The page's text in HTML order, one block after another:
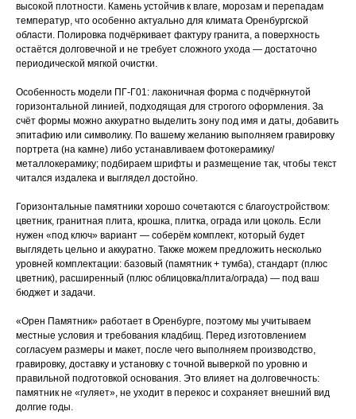
высокой плотности. Камень устойчив к влаге, морозам и перепадам
температур, что особенно актуально для климата Оренбургской
области. Полировка подчёркивает фактуру гранита, а поверхность
остаётся долговечной и не требует сложного ухода — достаточно
периодической мягкой очистки.
Особенность модели ПГ-Г01: лаконичная форма с подчёркнутой
горизонтальной линией, подходящая для строгого оформления. За
счёт формы можно аккуратно выделить зону под имя и даты, добавить
эпитафию или символику. По вашему желанию выполняем гравировку
портрета (на камне) либо устанавливаем фотокерамику/
металлокерамику; подбираем шрифты и размещение так, чтобы текст
читался издалека и выглядел достойно.
Горизонтальные памятники хорошо сочетаются с благоустройством:
цветник, гранитная плита, крошка, плитка, ограда или цоколь. Если
нужен «под ключ» вариант — соберём комплект, который будет
выглядеть цельно и аккуратно. Также можем предложить несколько
уровней комплектации: базовый (памятник + тумба), стандарт (плюс
цветник), расширенный (плюс облицовка/плита/ограда) — под ваш
бюджет и задачи.
«Орен Памятник» работает в Оренбурге, поэтому мы учитываем
местные условия и требования кладбищ. Перед изготовлением
согласуем размеры и макет, после чего выполняем производство,
гравировку, доставку и установку с точной выверкой по уровню и
правильной подготовкой основания. Это влияет на долговечность:
памятник не «гуляет», не уходит в перекос и сохраняет внешний вид
долгие годы.